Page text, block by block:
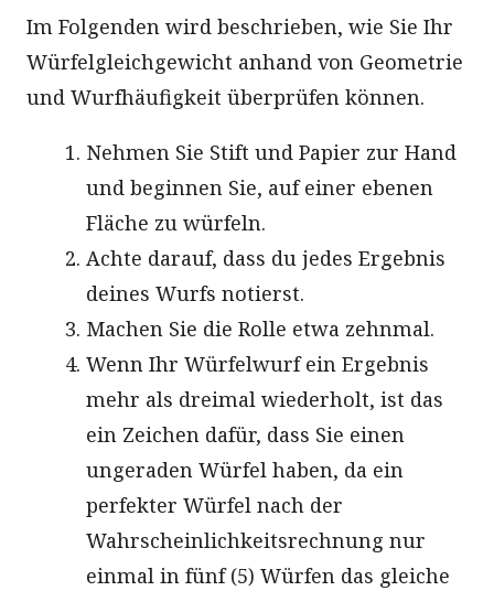
Im Folgenden wird beschrieben, wie Sie Ihr
Würfelgleichgewicht anhand von Geometrie
und Wurfhäufigkeit überprüfen können.
Nehmen Sie Stift und Papier zur Hand
und beginnen Sie, auf einer ebenen
Fläche zu würfeln.
Achte darauf, dass du jedes Ergebnis
deines Wurfs notierst.
Machen Sie die Rolle etwa zehnmal.
Wenn Ihr Würfelwurf ein Ergebnis
mehr als dreimal wiederholt, ist das
ein Zeichen dafür, dass Sie einen
ungeraden Würfel haben, da ein
perfekter Würfel nach der
Wahrscheinlichkeitsrechnung nur
einmal in fünf (5) Würfen das gleiche